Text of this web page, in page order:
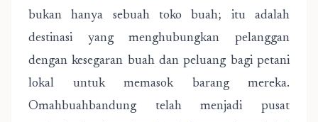
bukan hanya sebuah toko buah; itu adalah
destinasi yang menghubungkan pelanggan
dengan kesegaran buah dan peluang bagi petani
lokal untuk memasok barang mereka.
Omahbuahbandung telah menjadi pusat